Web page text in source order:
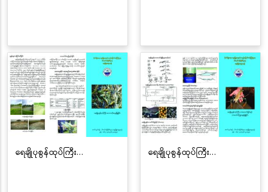
ရေချိုပုစွန်ထုပ်ကြီး… ရေချိုပုစွန်ထုပ်ကြီး…